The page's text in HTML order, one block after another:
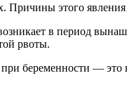
Причины этого
в период
рвоты.
при беременности —